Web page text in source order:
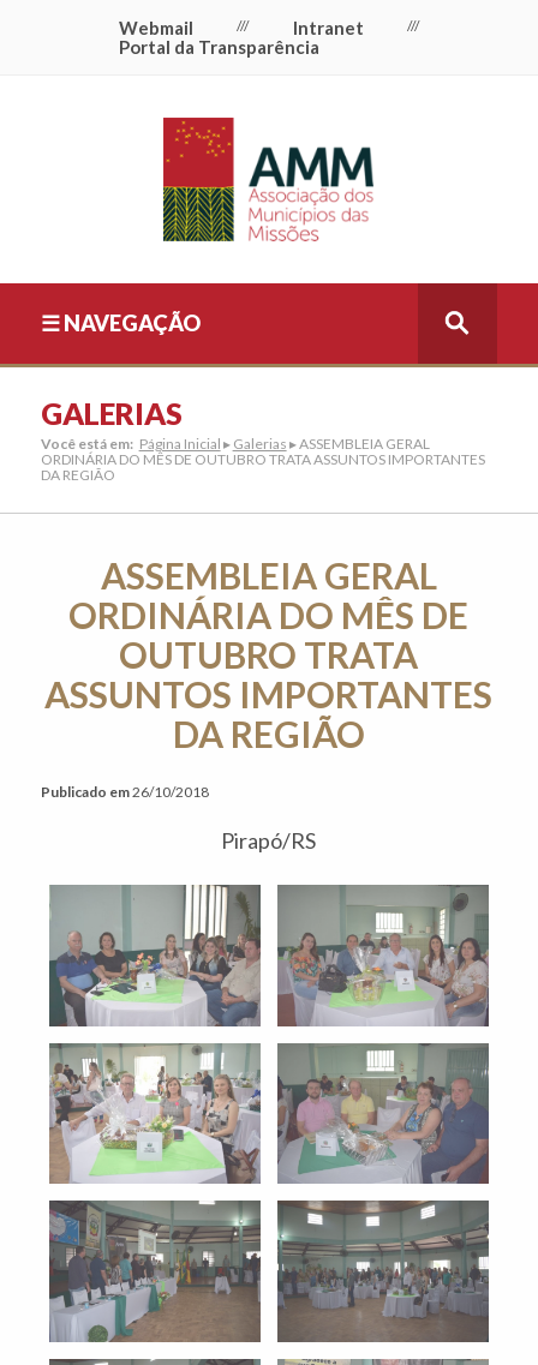
Webmail /// Intranet ///
Portal da Transparência
☰ NAVEGAÇÃO
GALERIAS
Você está em: Página Inicial ▸ Galerias ▸ ASSEMBLEIA GERAL
ORDINÁRIA DO MÊS DE OUTUBRO TRATA ASSUNTOS IMPORTANTES
DA REGIÃO
ASSEMBLEIA GERAL
ORDINÁRIA DO MÊS DE
OUTUBRO TRATA
ASSUNTOS IMPORTANTES
DA REGIÃO
Publicado em26/10/2018
Pirapó/RS